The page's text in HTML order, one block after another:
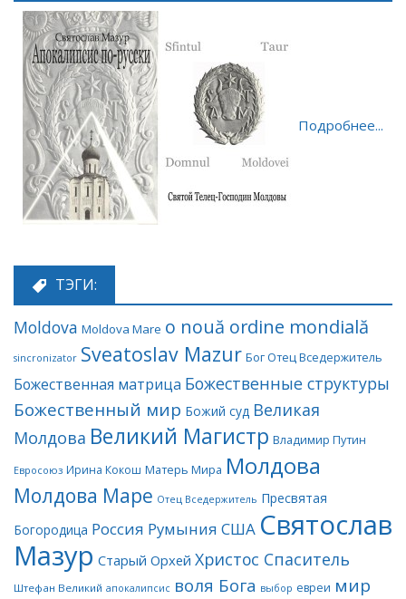
Подробнее...
ТЭГИ:
Moldova Moldova Mare o nouă ordine mondială
sincronizator Sveatoslav Mazur Бог Отец Вседержитель
Божественная матрица Божественные структуры
Божественный мир Божий суд Великая
Молдова Великий Магистр Владимир Путин
Евросоюз Ирина Кокош Матерь Мира Молдова
Молдова Маре Отец Вседержитель Пресвятая
Богородица Россия Румыния США Святослав
Мазур Старый Орхей Христос Спаситель
Штефан Великий апокалипсис воля Бога выбор евреи мир